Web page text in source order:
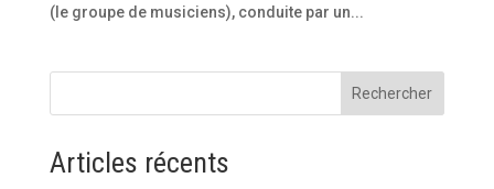
(le groupe de musiciens), conduite par un...
Rechercher
Articles récents